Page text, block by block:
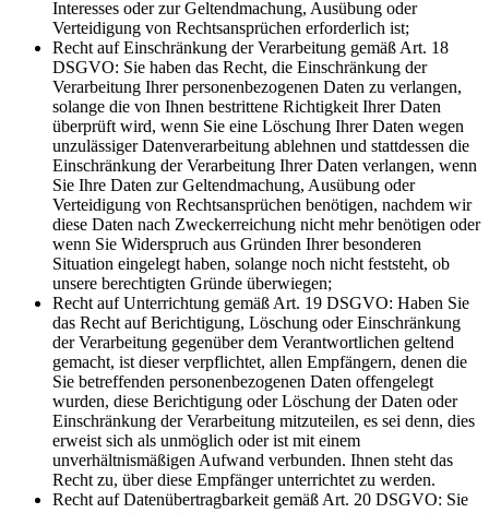
Interesses oder zur Geltendmachung, Ausübung oder
Verteidigung von Rechtsansprüchen erforderlich ist;
Recht auf Einschränkung der Verarbeitung gemäß Art. 18
DSGVO: Sie haben das Recht, die Einschränkung der
Verarbeitung Ihrer personenbezogenen Daten zu verlangen,
solange die von Ihnen bestrittene Richtigkeit Ihrer Daten
überprüft wird, wenn Sie eine Löschung Ihrer Daten wegen
unzulässiger Datenverarbeitung ablehnen und stattdessen die
Einschränkung der Verarbeitung Ihrer Daten verlangen, wenn
Sie Ihre Daten zur Geltendmachung, Ausübung oder
Verteidigung von Rechtsansprüchen benötigen, nachdem wir
diese Daten nach Zweckerreichung nicht mehr benötigen oder
wenn Sie Widerspruch aus Gründen Ihrer besonderen
Situation eingelegt haben, solange noch nicht feststeht, ob
unsere berechtigten Gründe überwiegen;
Recht auf Unterrichtung gemäß Art. 19 DSGVO: Haben Sie
das Recht auf Berichtigung, Löschung oder Einschränkung
der Verarbeitung gegenüber dem Verantwortlichen geltend
gemacht, ist dieser verpflichtet, allen Empfängern, denen die
Sie betreffenden personenbezogenen Daten offengelegt
wurden, diese Berichtigung oder Löschung der Daten oder
Einschränkung der Verarbeitung mitzuteilen, es sei denn, dies
erweist sich als unmöglich oder ist mit einem
unverhältnismäßigen Aufwand verbunden. Ihnen steht das
Recht zu, über diese Empfänger unterrichtet zu werden.
Recht auf Datenübertragbarkeit gemäß Art. 20 DSGVO: Sie